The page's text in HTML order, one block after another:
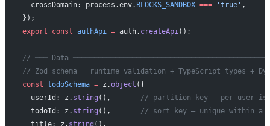
  crossDomain: process.env.
BLOCKS_SANDBOX === 'true' ,
});
export const authApi = auth. createApi();
// ─── Data
// Zod schema = runtime validation + TypeScript types +
const todoSchema = z.object ({
  userId: z.
string (), // partition key — per-user
  todoId: z.
string (), // sort key — unique within a